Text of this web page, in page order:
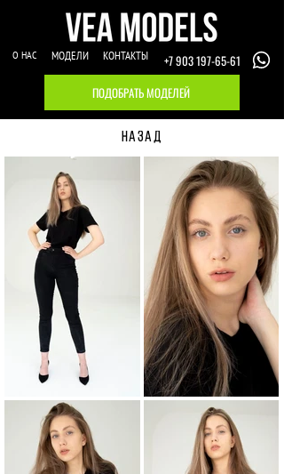
О НАС МОДЕЛИ КОНТАКТЫ
+7 903 197-65-61
ПОДОБРАТЬ МОДЕЛЕЙ
НАЗАД